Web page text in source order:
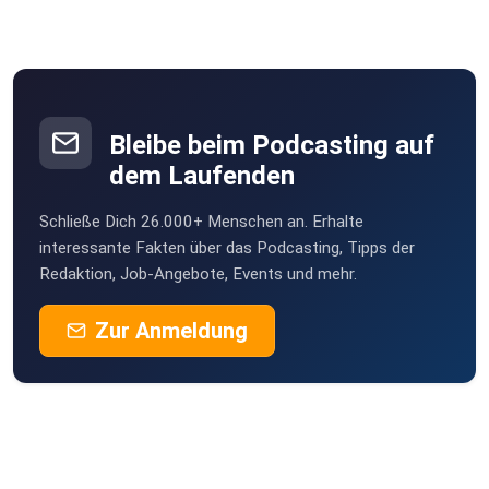
Bleibe beim Podcasting auf
dem Laufenden
Schließe Dich 26.000+ Menschen an. Erhalte
interessante Fakten über das Podcasting, Tipps der
Redaktion, Job-Angebote, Events und mehr.
Zur Anmeldung